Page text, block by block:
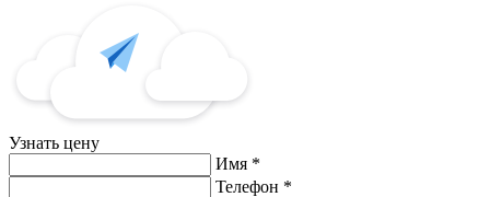
Узнать цену
Имя *
Телефон *